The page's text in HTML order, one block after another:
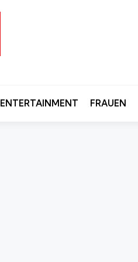
ENTERTAINMENT FRAUEN